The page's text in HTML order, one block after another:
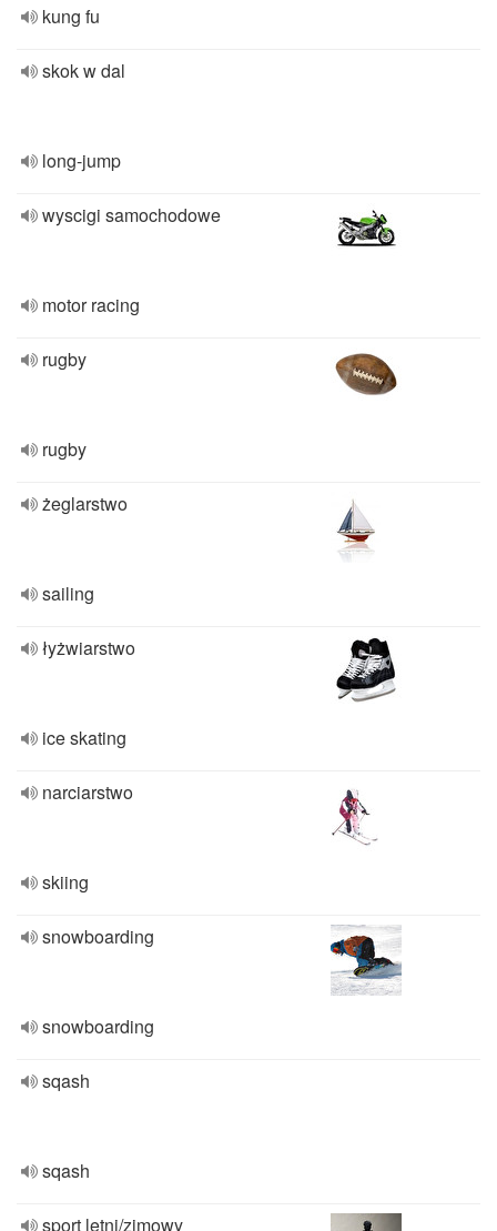
kung fu
skok w dal
long-jump
wyscigi samochodowe
motor racing
rugby
rugby
żeglarstwo
sailing
łyżwiarstwo
ice skating
narciarstwo
skiing
snowboarding
snowboarding
sqash
sqash
sport letni/zimowy